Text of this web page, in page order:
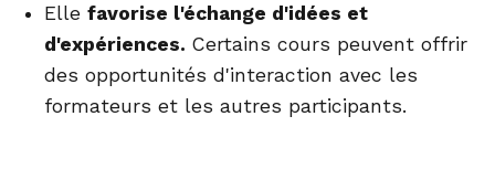
Elle favorise l'échange d'idées et
d'expériences. Certains cours peuvent offrir
des opportunités d'interaction avec les
formateurs et les autres participants.